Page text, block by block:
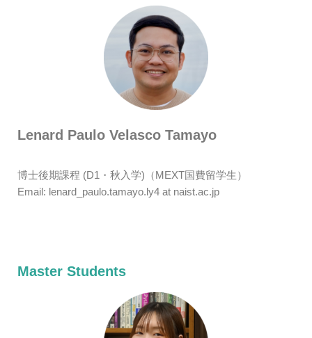
Lenard Paulo Velasco Tamayo
博士後期課程 (D1・秋入学)（MEXT国費留学生）
Email: lenard_paulo.tamayo.ly4 at naist.ac.jp
Master Students